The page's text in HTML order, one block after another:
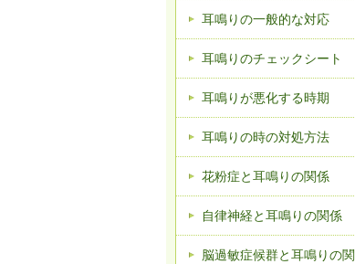
耳鳴りの一般的な対応
耳鳴りのチェックシート
耳鳴りが悪化する時期
耳鳴りの時の対処方法
花粉症と耳鳴りの関係
自律神経と耳鳴りの関係
脳過敏症候群と耳鳴りの関